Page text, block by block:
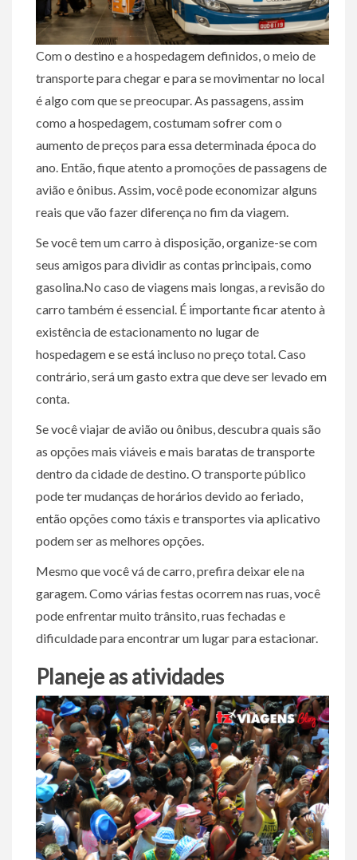
Com o destino e a hospedagem definidos, o meio de
transporte para chegar e para se movimentar no local
é algo com que se preocupar. As passagens, assim
como a hospedagem, costumam sofrer com o
aumento de preços para essa determinada época do
ano. Então, fique atento a promoções de passagens de
avião e ônibus. Assim, você pode economizar alguns
reais que vão fazer diferença no fim da viagem.
Se você tem um carro à disposição, organize-se com
seus amigos para dividir as contas principais, como
gasolina.No caso de viagens mais longas, a revisão do
carro também é essencial. É importante ficar atento à
existência de estacionamento no lugar de
hospedagem e se está incluso no preço total. Caso
contrário, será um gasto extra que deve ser levado em
conta.
Se você viajar de avião ou ônibus, descubra quais são
as opções mais viáveis e mais baratas de transporte
dentro da cidade de destino. O transporte público
pode ter mudanças de horários devido ao feriado,
então opções como táxis e transportes via aplicativo
podem ser as melhores opções.
Mesmo que você vá de carro, prefira deixar ele na
garagem. Como várias festas ocorrem nas ruas, você
pode enfrentar muito trânsito, ruas fechadas e
dificuldade para encontrar um lugar para estacionar.
Planeje as atividades